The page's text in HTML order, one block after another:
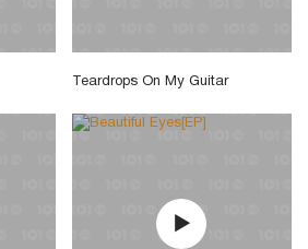
Teardrops On My Guitar